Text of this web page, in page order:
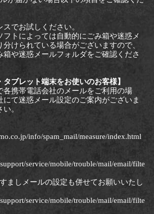
スでお試しください。
フトによっては自動的にごみ箱や迷惑メ
けられている場合がございますので、
箱や迷惑メールフォルダをご確認くださ
タブレット端末をお使いのお客様】
各携帯電話会社のメールをご利用の場
にて迷惑メール設定のご案内がございま
。
info/spam_mail/measure/index.html
service/mobile/trouble/mail/email/filte
ましメールの設定も併せてお願いいたし
service/mobile/trouble/mail/email/filte